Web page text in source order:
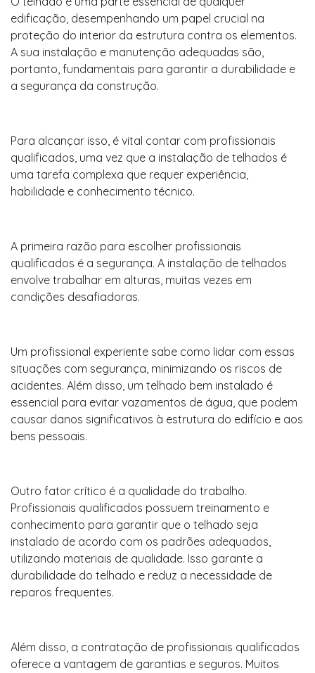
edificação, desempenhando um papel crucial na
proteção do interior da estrutura contra os elementos.
A sua instalação e manutenção adequadas são,
portanto, fundamentais para garantir a durabilidade e
a segurança da construção.
Para alcançar isso, é vital contar com profissionais
qualificados, uma vez que a instalação de telhados é
uma tarefa complexa que requer experiência,
habilidade e conhecimento técnico.
A primeira razão para escolher profissionais
qualificados é a segurança. A instalação de telhados
envolve trabalhar em alturas, muitas vezes em
condições desafiadoras.
Um profissional experiente sabe como lidar com essas
situações com segurança, minimizando os riscos de
acidentes. Além disso, um telhado bem instalado é
essencial para evitar vazamentos de água, que podem
causar danos significativos à estrutura do edifício e aos
bens pessoais.
Outro fator crítico é a qualidade do trabalho.
Profissionais qualificados possuem treinamento e
conhecimento para garantir que o telhado seja
instalado de acordo com os padrões adequados,
utilizando materiais de qualidade. Isso garante a
durabilidade do telhado e reduz a necessidade de
reparos frequentes.
Além disso, a contratação de profissionais qualificados
oferece a vantagem de garantias e seguros. Muitos